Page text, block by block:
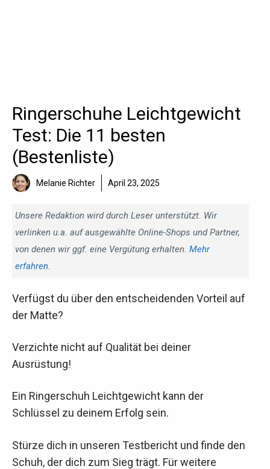
Ringerschuhe Leichtgewicht
Test: Die 11 besten
(Bestenliste)
Melanie Richter April 23, 2025
Unsere Redaktion wird durch Leser unterstützt. Wir
verlinken u.a. auf ausgewählte Online-Shops und Partner,
von denen wir ggf. eine Vergütung erhalten. Mehr
erfahren.
Verfügst du über den entscheidenden Vorteil auf
der Matte?
Verzichte nicht auf Qualität bei deiner
Ausrüstung!
Ein Ringerschuh Leichtgewicht kann der
Schlüssel zu deinem Erfolg sein.
Stürze dich in unseren Testbericht und finde den
Schuh, der dich zum Sieg trägt. Für weitere